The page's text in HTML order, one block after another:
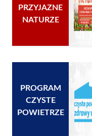
PRZYJAZNE
NATURZE
PROGRAM
CZYSTE
POWIETRZE